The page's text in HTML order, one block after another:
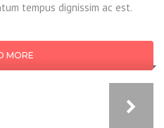
tempus dignissim ac est.
MORE